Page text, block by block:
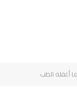
أغفله الطب